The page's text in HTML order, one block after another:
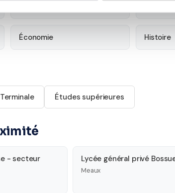
Économie Histoire
Terminale Études supérieures
- secteur
Lycée général privé
Meaux